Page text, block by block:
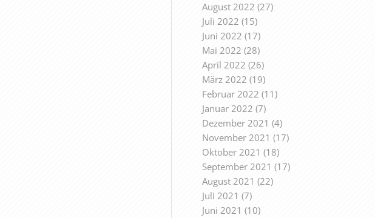
August 2022 (27)
Juli 2022 (15)
Juni 2022 (17)
Mai 2022 (28)
April 2022 (26)
März 2022 (19)
Februar 2022 (11)
Januar 2022 (7)
Dezember 2021 (4)
November 2021 (17)
Oktober 2021 (18)
September 2021 (17)
August 2021 (22)
Juli 2021 (7)
Juni 2021 (10)